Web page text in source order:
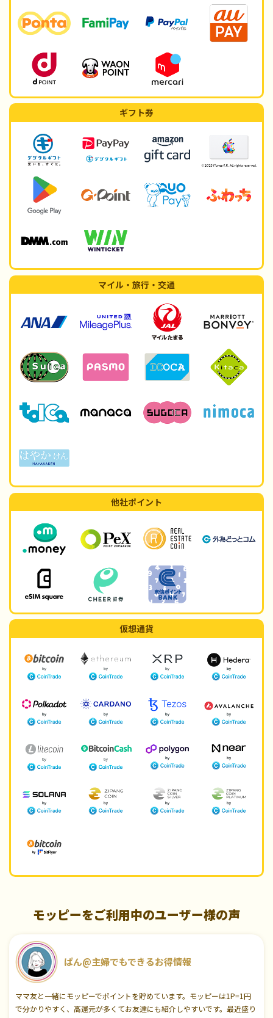
ギフト券
マイル・旅行・交通
他社ポイント
仮想通貨
モッピーをご利用中のユーザー様の声
ぱん@主婦でもできるお得情報
ママ友と一緒にモッピーでポイントを貯めています。モッピーは1P=1円
で分かりやすく、高還元が多くてお友達にも紹介しやすいです。最近盛り